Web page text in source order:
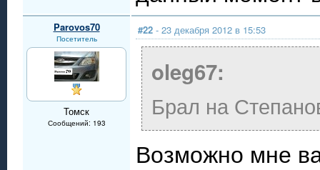
Parovos70
Посетитель
Томск
Сообщений: 193
#22 - 23 декабря 2012 в 15:53
oleg67:
Брал на
Возможно мне